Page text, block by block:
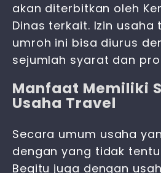
akan diterbitkan oleh
Dinas terkait. Izin usaha
umroh ini bisa diurus
sejumlah syarat dan
Manfaat Memiliki
Usaha Travel
Secara umum usaha
dengan yang tidak
Begitu juga dengan